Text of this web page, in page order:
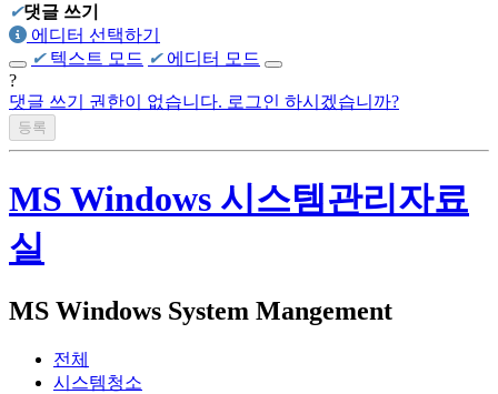
✔댓글 쓰기
에디터 선택하기
✔ 텍스트 모드 ✔ 에디터 모드
?
댓글 쓰기 권한이 없습니다. 로그인 하시겠습니까?
MS Windows 시스템관리자료
실
MS Windows System Mangement
전체
시스템청소